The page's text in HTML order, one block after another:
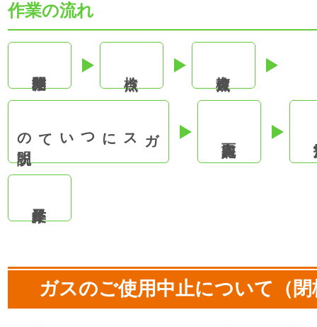
作業の流れ
ガスについて
の説明
ガスのご使用中止について（閉